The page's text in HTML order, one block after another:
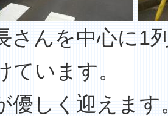
んを中心に1
けていま
優しく迎えます